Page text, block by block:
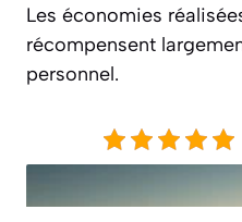
Les économies
récompensent
personnel.